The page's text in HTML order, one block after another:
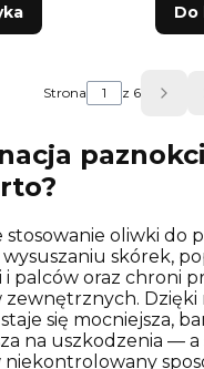
Do
Strona z 6
oliwki do
skórek,
i palców oraz chroni
Dzięki
się mocniejsza,
na uszkodzenia — a
niekontrolowany